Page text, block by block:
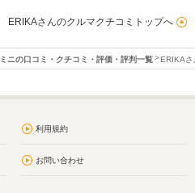
ERIKAさんのクルマクチコミトップへ
ミニの口コミ・クチコミ・評価・評判一覧 ERIKAさ
利用規約
お問い合わせ